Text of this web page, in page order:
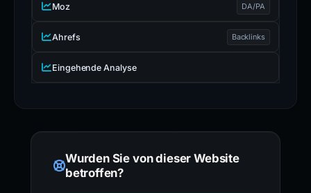
Moz DA/PA
Ahrefs Backlinks
Eingehende Analyse
Wurden Sie von dieser Website
betroffen?